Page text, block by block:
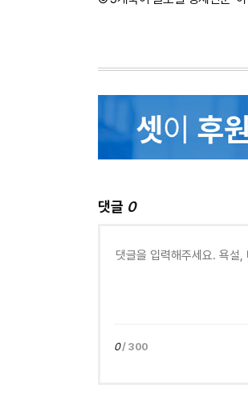
댓글 0
0/ 300